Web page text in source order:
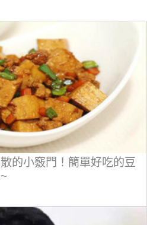
的小竅門！簡單好吃的豆